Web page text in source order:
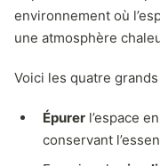
environnement où
une atmosphère
Voici les quatre
Épurer l’espace
conservant